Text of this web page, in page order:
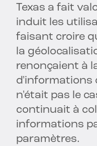
Texas a fait
induit les
faisant croire
la
renonçaient à
d'informations
n'était pas le
continuait à
informations
paramètres.